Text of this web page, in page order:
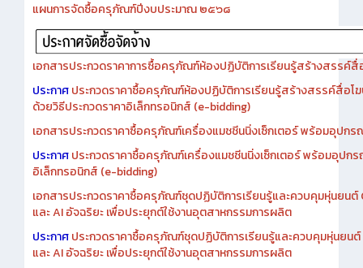
แผนการจัดซื้อครุภัณฑ์ปีงบประมาณ ๒๕๖๘
เอกสารประกวดราคาการซื้อครุภัณฑ์ห้องปฏิบัติการเรียนรู้สร้างสรรค์
ประกาศประกวดราคาซื้อครุภัณฑ์ห้องปฏิบัติการเรียนรู้สร้างสรรค์สื่อโ
ด้วยวิธีประกวดราคาอิเล็กทรอนิกส์ (e-bidding)
เอกสารประกวดราคาซื้อครุภัณฑ์เครื่องแมชชีนนิ่งเซ็กเตอร์ พร้อมอุปก
ประกาศประกวดราคาซื้อครุภัณฑ์เครื่องแมชชีนนิ่งเซ็กเตอร์ พร้อมอุปก
อิเล็กทรอนิกส์ (e-bidding)
เอกสารประกวดราคาซื้อครุภัณฑ์ชุดปฏิบัติการเรียนรู้และควบคุมหุ่นยน
และ AI อัจฉริยะ เพื่อประยุกต์ใช้งานอุตสาหกรรมการผลิต
ประกาศประกวดราคาซื้อครุภัณฑ์ชุดปฏิบัติการเรียนรู้และควบคุมหุ่นยน
และ AI อัจฉริยะ เพื่อประยุกต์ใช้งานอุตสาหกรรมการผลิต